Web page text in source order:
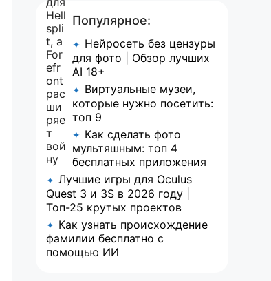
Популярное:
✦ Нейросеть без цензуры
для фото | Обзор лучших
AI 18+
✦ Виртуальные музеи,
которые нужно посетить:
топ 9
✦ Как сделать фото
мультяшным: топ 4
бесплатных приложения
✦ Лучшие игры для Oculus
Quest 3 и 3S в 2026 году |
Топ-25 крутых проектов
✦ Как узнать происхождение
фамилии бесплатно с
помощью ИИ